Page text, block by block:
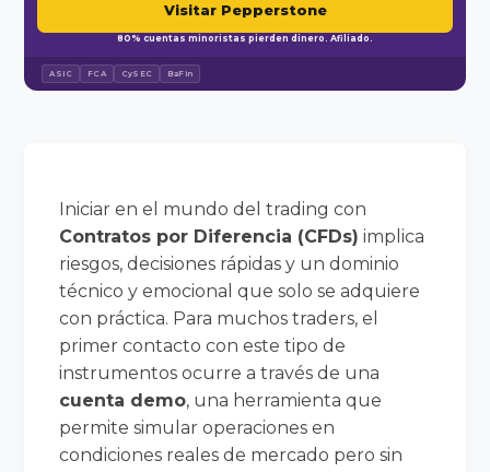
Visitar Pepperstone
80% cuentas minoristas pierden dinero. Afiliado.
ASIC FCA CySEC BaFin
Iniciar en el mundo del trading con
Contratos por Diferencia (CFDs) implica
riesgos, decisiones rápidas y un dominio
técnico y emocional que solo se adquiere
con práctica. Para muchos traders, el
primer contacto con este tipo de
instrumentos ocurre a través de una
cuenta demo, una herramienta que
permite simular operaciones en
condiciones reales de mercado pero sin